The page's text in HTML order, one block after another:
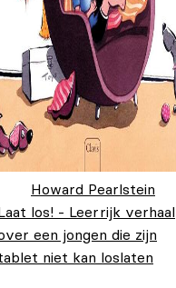
Howard Pearlstein
los! - Leerrijk verhaal
een jongen die zijn
niet kan loslaten